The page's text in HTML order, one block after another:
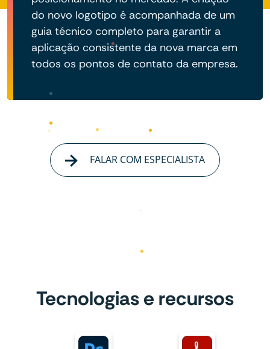
do novo logotipo é acompanhada de um
guia técnico completo para garantir a
aplicação consistente da nova marca em
todos os pontos de contato da empresa.
FALAR COM ESPECIALISTA
Tecnologias e recursos